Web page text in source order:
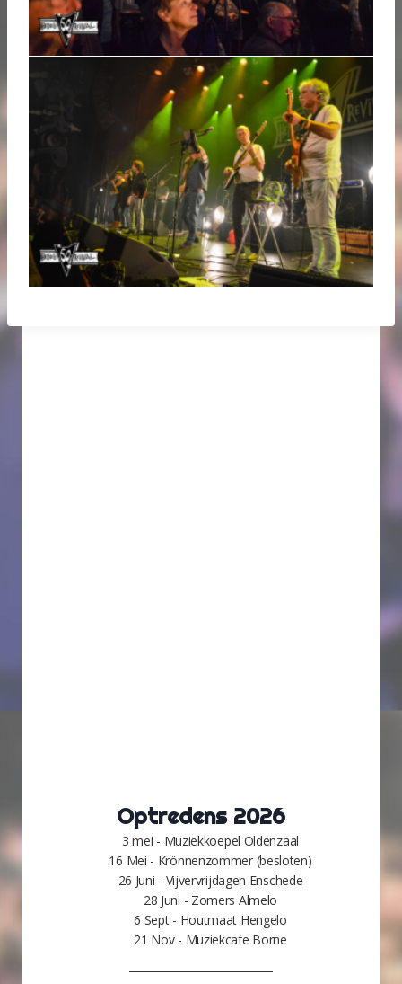
Optredens 2026
3 mei - Muziekkoepel Oldenzaal
16 Mei - Krönnenzommer (besloten)
26 Juni - Vijvervrijdagen Enschede
28 Juni - Zomers Almelo
6 Sept - Houtmaat Hengelo
21 Nov - Muziekcafe Borne